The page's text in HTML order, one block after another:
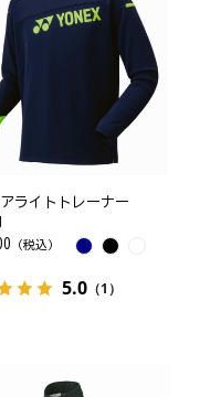
ライトトレーナー
（税込）
5.0（1）